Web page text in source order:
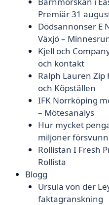
Premiär 31
Dödsannonser E
Växjö –
Kjell och
och kontakt
Ralph Lauren Zip
och Köpställen
IFK Norrköping
– Mötesanalys
Hur mycket
miljoner
Rollistan I Fresh
Rollista
Blogg
Ursula von der
faktagranskning